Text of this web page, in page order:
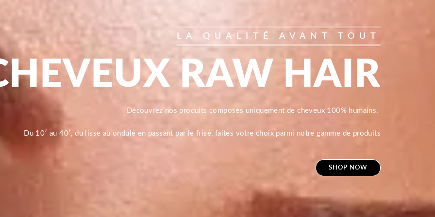
LA QUALITÉ AVANT TOUT
RAW HAIR
Découvrez nos produits composés uniquement de cheveux 100% humains.
Du 10′ au 40′, du lisse au ondulé en passant par le frisé, faites votre choix parmi notre gamme de produits
SHOP NOW